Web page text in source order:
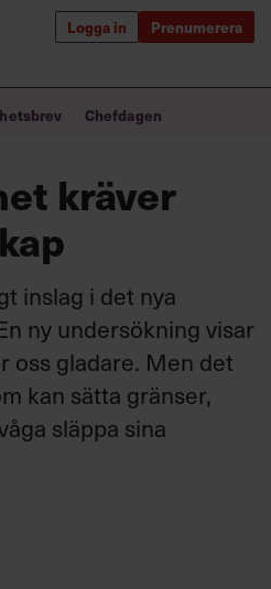
Logga in Prenumerera
världen
ledare
Chefdagen
kräver
inslag i det nya
ny undersökning visar
oss gladare. Men det
kan sätta gränser,
släppa sina